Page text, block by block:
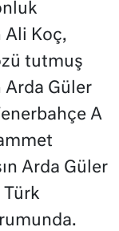
Ali Koç,
tutmuş
Arda Güler
A
Arda Güler
Türk